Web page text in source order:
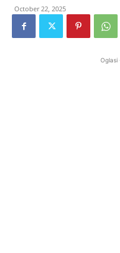
October 22, 2025
Oglasi